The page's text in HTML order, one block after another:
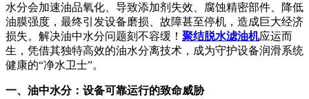
水分会加速油品氧化、导致添加剂失效、腐蚀精密部件、降低
油膜强度，最终引发设备磨损、故障甚至停机，造成巨大经济
损失。解决油中水分问题刻不容缓！ 聚结脱水滤油机应运而
生，凭借其独特高效的油水分离技术，成为守护设备润滑系统
健康的“净水卫士”。
一、油中水分：设备可靠运行的致命威胁